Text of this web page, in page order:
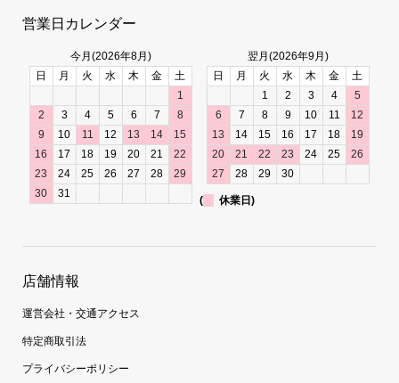
営業日カレンダー
今月(2026年8月)
日
月 火 水 木 金
土
1
2
3 4 5 6 7
8
9
10 11 12 13 14
15
16
17 18 19 20 21
22
23
24 25 26 27 28
29
30
31
翌月(2026年9月)
日
月 火 水 木 金
土
1
2 3 4
5
6
7 8 9 10 11
12
13
14 15 16 17 18
19
20
21 22 23 24 25
26
27
28 29 30
( 休業日)
店舗情報
運営会社・交通アクセス
特定商取引法
プライバシーポリシー